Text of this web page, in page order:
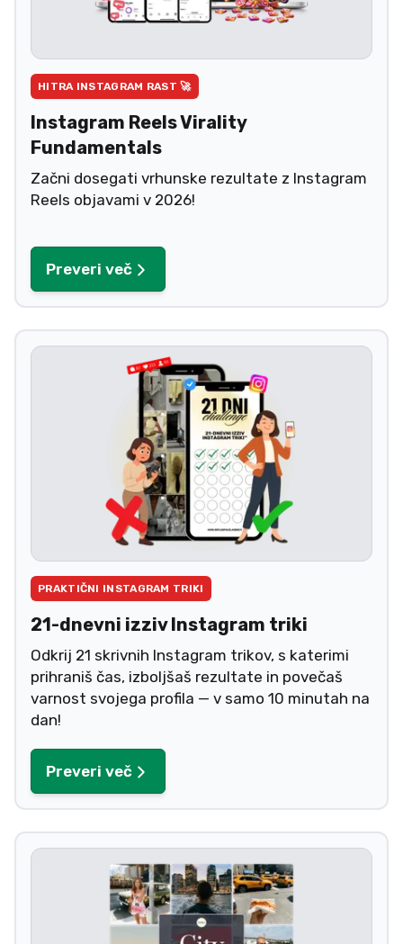
HITRA INSTAGRAM RAST 🚀
Instagram Reels Virality
Fundamentals
Začni dosegati vrhunske rezultate z Instagram
Reels objavami v 2026!
Preveri več
PRAKTIČNI INSTAGRAM TRIKI
21-dnevni izziv Instagram triki
Odkrij 21 skrivnih Instagram trikov, s katerimi
prihraniš čas, izboljšaš rezultate in povečaš
varnost svojega profila — v samo 10 minutah na
dan!
Preveri več